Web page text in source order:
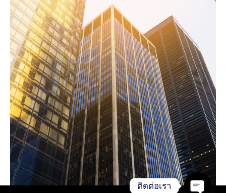
ติดต่อเรา